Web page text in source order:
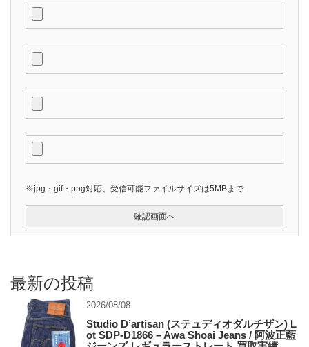
※jpg・gif・png対応、受信可能ファイルサイズは5MBまで
最新の投稿
2026/08/08
Studio D’artisan (ステュディオダルチザン) L
ot SDP-D1866 – Awa Shoai Jeans / 阿波正藍